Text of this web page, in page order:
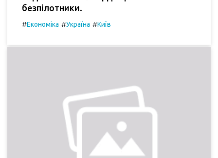
безпілотники.
#Економіка #Україна #Київ